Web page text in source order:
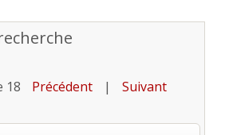
18 Précédent | Suivant